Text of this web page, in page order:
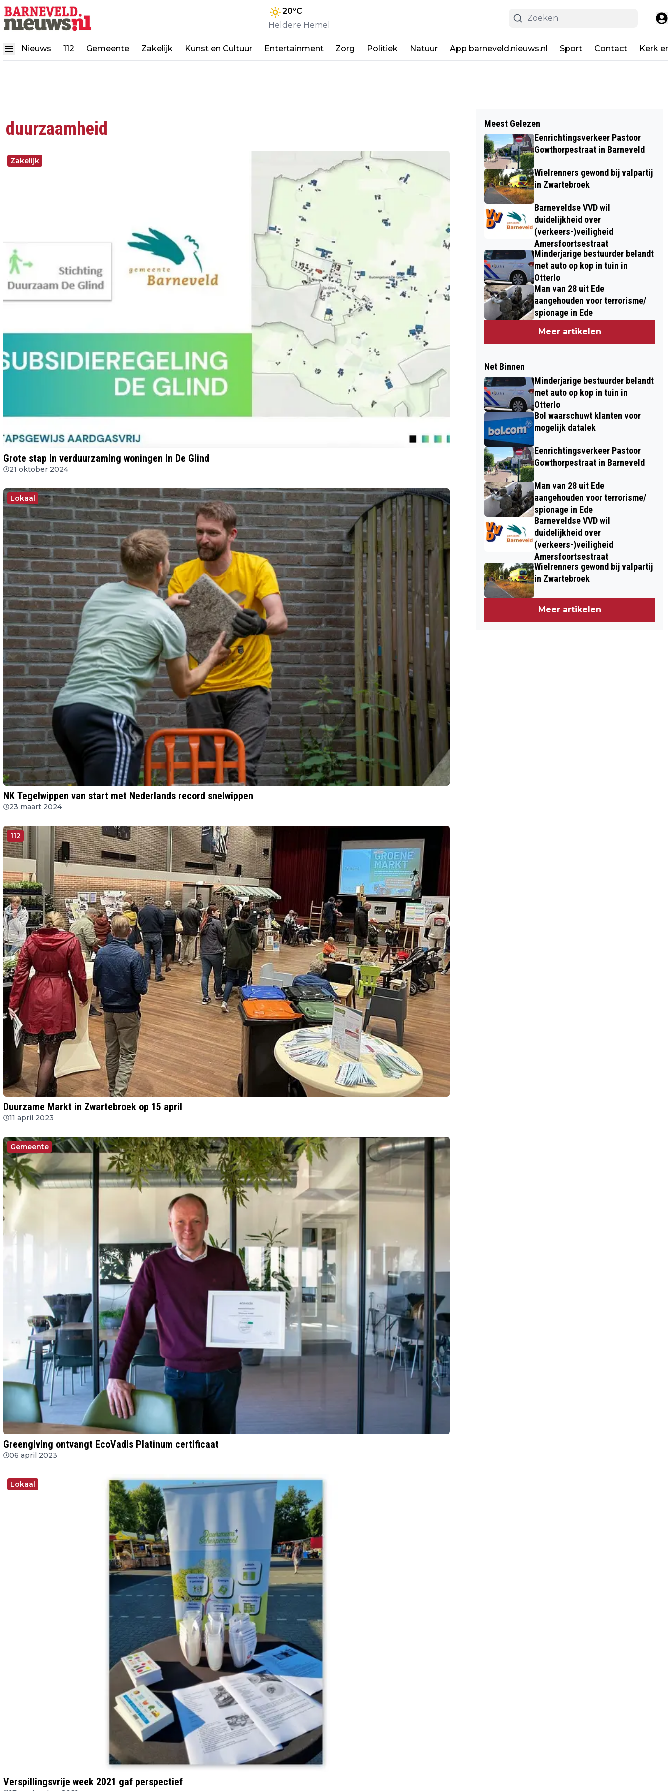
20°C
Heldere Hemel
Nieuws 112 Gemeente Zakelijk Kunst en Cultuur Entertainment Zorg Politiek Natuur App barneveld.nieuws.nl Sport Contact Kerk
duurzaamheid
Zakelijk
Grote stap in verduurzaming woningen in De Glind
21 oktober 2024
Lokaal
NK Tegelwippen van start met Nederlands record snelwippen
23 maart 2024
112
Duurzame Markt in Zwartebroek op 15 april
11 april 2023
Gemeente
Greengiving ontvangt EcoVadis Platinum certificaat
06 april 2023
Lokaal
Verspillingsvrije week 2021 gaf perspectief
Meest Gelezen
Eenrichtingsverkeer Pastoor
Gowthorpestraat in Barneveld
Wielrenners gewond bij valpartij
in Zwartebroek
Barneveldse VVD wil
duidelijkheid over
(verkeers-)veiligheid
Amersfoortsestraat
Minderjarige bestuurder belandt
met auto op kop in tuin in
Otterlo
Man van 28 uit Ede
aangehouden voor terrorisme/
spionage in Ede
Meer artikelen
Net Binnen
Minderjarige bestuurder belandt
met auto op kop in tuin in
Otterlo
Bol waarschuwt klanten voor
mogelijk datalek
Eenrichtingsverkeer Pastoor
Gowthorpestraat in Barneveld
Man van 28 uit Ede
aangehouden voor terrorisme/
spionage in Ede
Barneveldse VVD wil
duidelijkheid over
(verkeers-)veiligheid
Amersfoortsestraat
Wielrenners gewond bij valpartij
in Zwartebroek
Meer artikelen